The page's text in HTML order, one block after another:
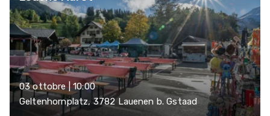
03 ottobre | 10:00
Geltenhornplatz, 3782 Lauenen b. Gstaad